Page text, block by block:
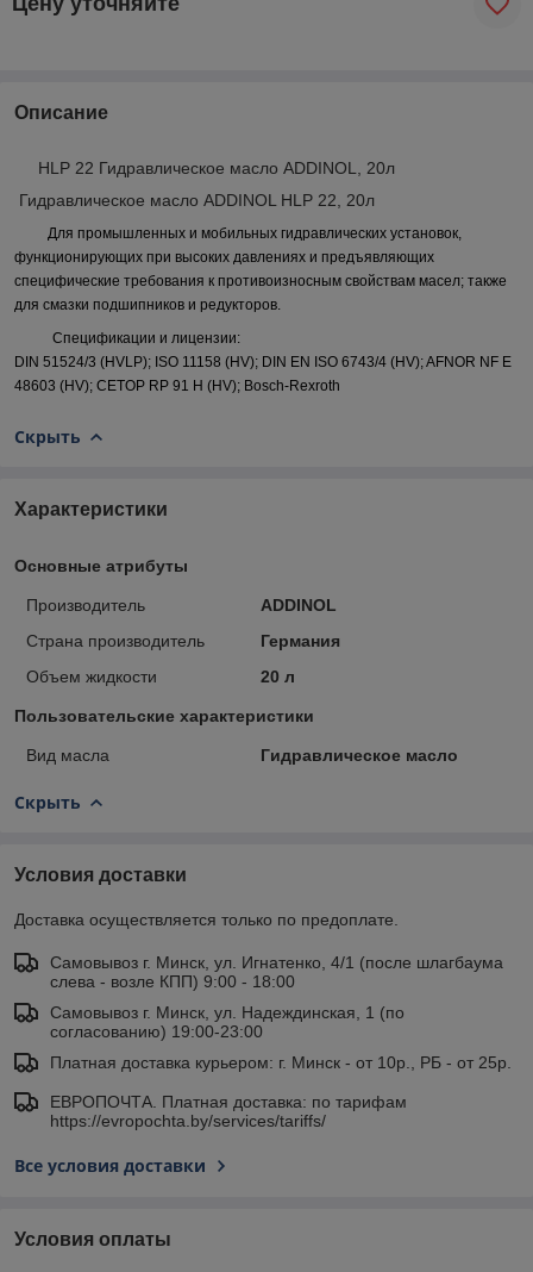
Описание
HLP 22 Гидравлическое масло ADDINOL, 20л
Гидравлическое масло ADDINOL HLP 22, 20л
Для промышленных и мобильных гидравлических установок,
функционирующих при высоких давлениях и предъявляющих
специфические требования к противоизносным свойствам масел; также
для смазки подшипников и редукторов.
Спецификации и лицензии:
DIN 51524/3 (HVLP); ISO 11158 (HV); DIN EN ISO 6743/4 (HV); AFNOR NF E
48603 (HV); CETOP RP 91 H (HV); Bosch-Rexroth
Скрыть
Характеристики
Основные атрибуты
Производитель
ADDINOL
Страна производитель
Германия
Объем жидкости
20 л
Пользовательские характеристики
Вид масла Гидравлическое масло
Скрыть
Условия доставки
Доставка осуществляется только по предоплате.
Самовывоз г. Минск, ул. Игнатенко, 4/1 (после шлагбаума
слева - возле КПП) 9:00 - 18:00
Самовывоз г. Минск, ул. Надеждинская, 1 (по
согласованию) 19:00-23:00
Платная доставка курьером: г. Минск - от 10р., РБ - от 25р.
ЕВРОПОЧТА. Платная доставка: по тарифам
https://evropochta.by/services/tariffs/
Все условия доставки
Условия оплаты